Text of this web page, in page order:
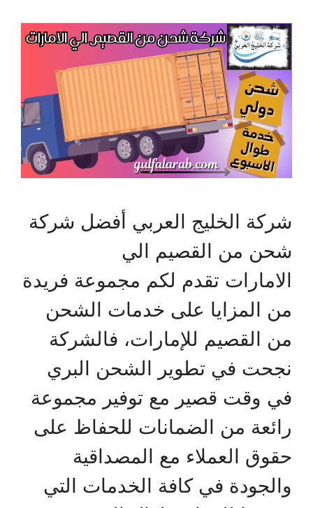
شركة الخليج العربي أفضل شركة
شحن من القصيم الي
الامارات تقدم لكم مجموعة فريدة
من المزايا على خدمات الشحن
من القصيم للإمارات، فالشركة
نجحت في تطوير الشحن البري
في وقت قصير مع توفير مجموعة
رائعة من الضمانات للحفاظ على
حقوق العملاء مع المصداقية
والجودة في كافة الخدمات التي